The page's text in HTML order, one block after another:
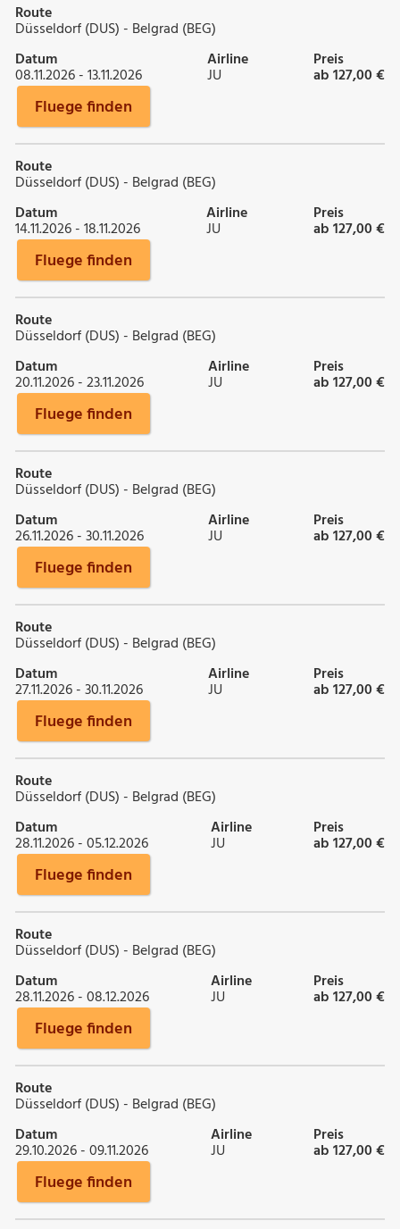
Route
Düsseldorf (DUS) - Belgrad (BEG)
Datum
08.11.2026 - 13.11.2026
Airline
JU
Preis
ab 127,00 €
Fluege finden
Route
Düsseldorf (DUS) - Belgrad (BEG)
Datum
14.11.2026 - 18.11.2026
Airline
JU
Preis
ab 127,00 €
Fluege finden
Route
Düsseldorf (DUS) - Belgrad (BEG)
Datum
20.11.2026 - 23.11.2026
Airline
JU
Preis
ab 127,00 €
Fluege finden
Route
Düsseldorf (DUS) - Belgrad (BEG)
Datum
26.11.2026 - 30.11.2026
Airline
JU
Preis
ab 127,00 €
Fluege finden
Route
Düsseldorf (DUS) - Belgrad (BEG)
Datum
27.11.2026 - 30.11.2026
Airline
JU
Preis
ab 127,00 €
Fluege finden
Route
Düsseldorf (DUS) - Belgrad (BEG)
Datum
28.11.2026 - 05.12.2026
Airline
JU
Preis
ab 127,00 €
Fluege finden
Route
Düsseldorf (DUS) - Belgrad (BEG)
Datum
28.11.2026 - 08.12.2026
Airline
JU
Preis
ab 127,00 €
Fluege finden
Route
Düsseldorf (DUS) - Belgrad (BEG)
Datum
29.10.2026 - 09.11.2026
Airline
JU
Preis
ab 127,00 €
Fluege finden